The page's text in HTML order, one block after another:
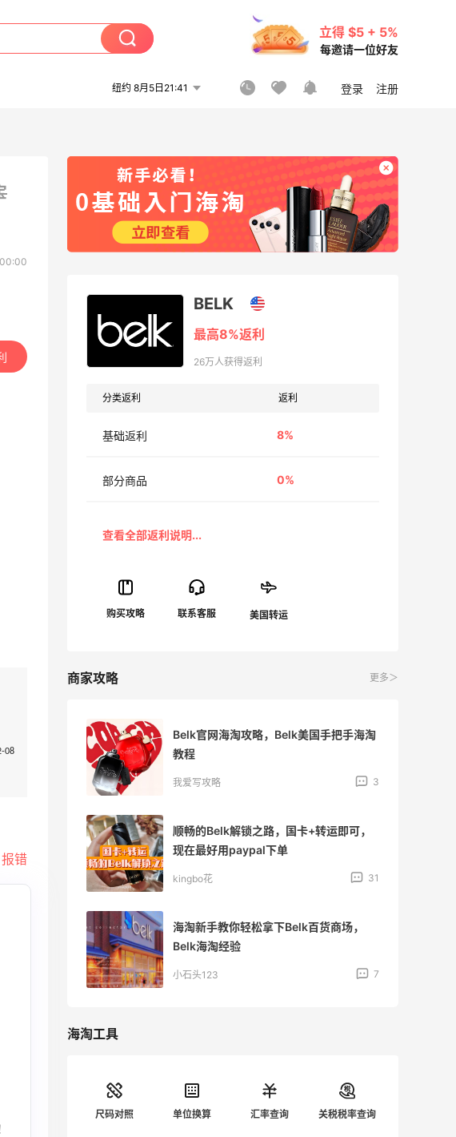
立得 $5 + 5%
每邀请一位好友
纽约 8月5日21:41 登录 注册
08
BELK
最高8%返利
26万人获得返利
分类返利 返利
基础返利 8%
部分商品 0%
美国转运
商家攻略 更多＞
场，
Belk官网海淘攻略，Belk美国手把手海淘
教程
我爱写攻略 3
顺畅的Belk解锁之路，国卡+转运即可，
现在最好用paypal下单
kingbo花 31
海淘新手教你轻松拿下Belk百货商场，
Belk海淘经验
小石头123 7
海淘工具
尺码对照 单位换算 汇率查询 关税税率查询